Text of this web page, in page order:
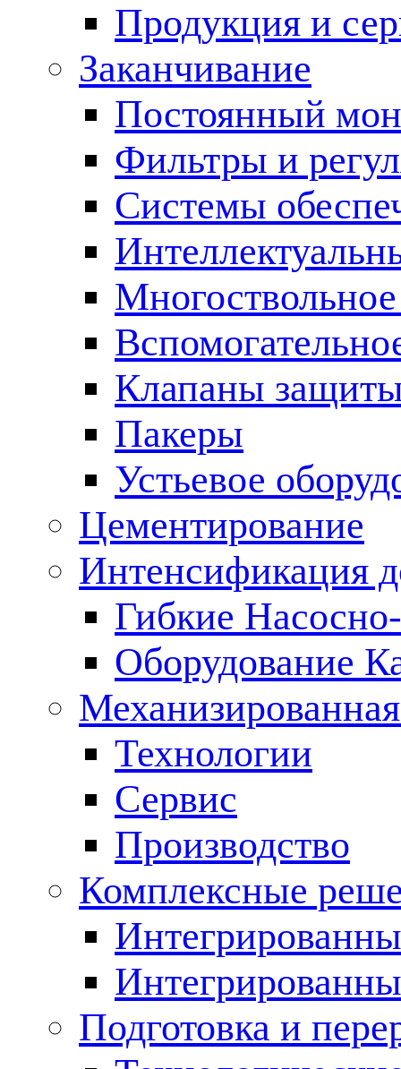
Продукция и
Заканчивание
Постоянный
Фильтры и
Cистемы
Клапаны
Пакеры
Устьевое
Цементирование
Интенсификация
Гибкие
Оборудование
Технологии
Сервис
Производство
Комплексные
Подготовка и